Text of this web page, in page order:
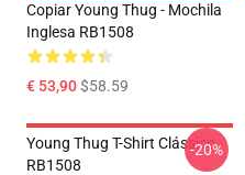
Copiar Young Thug - Mochila
Inglesa RB1508
€ 53,90$58.59
Young Thug T-Shirt Clássico
RB1508
-20%